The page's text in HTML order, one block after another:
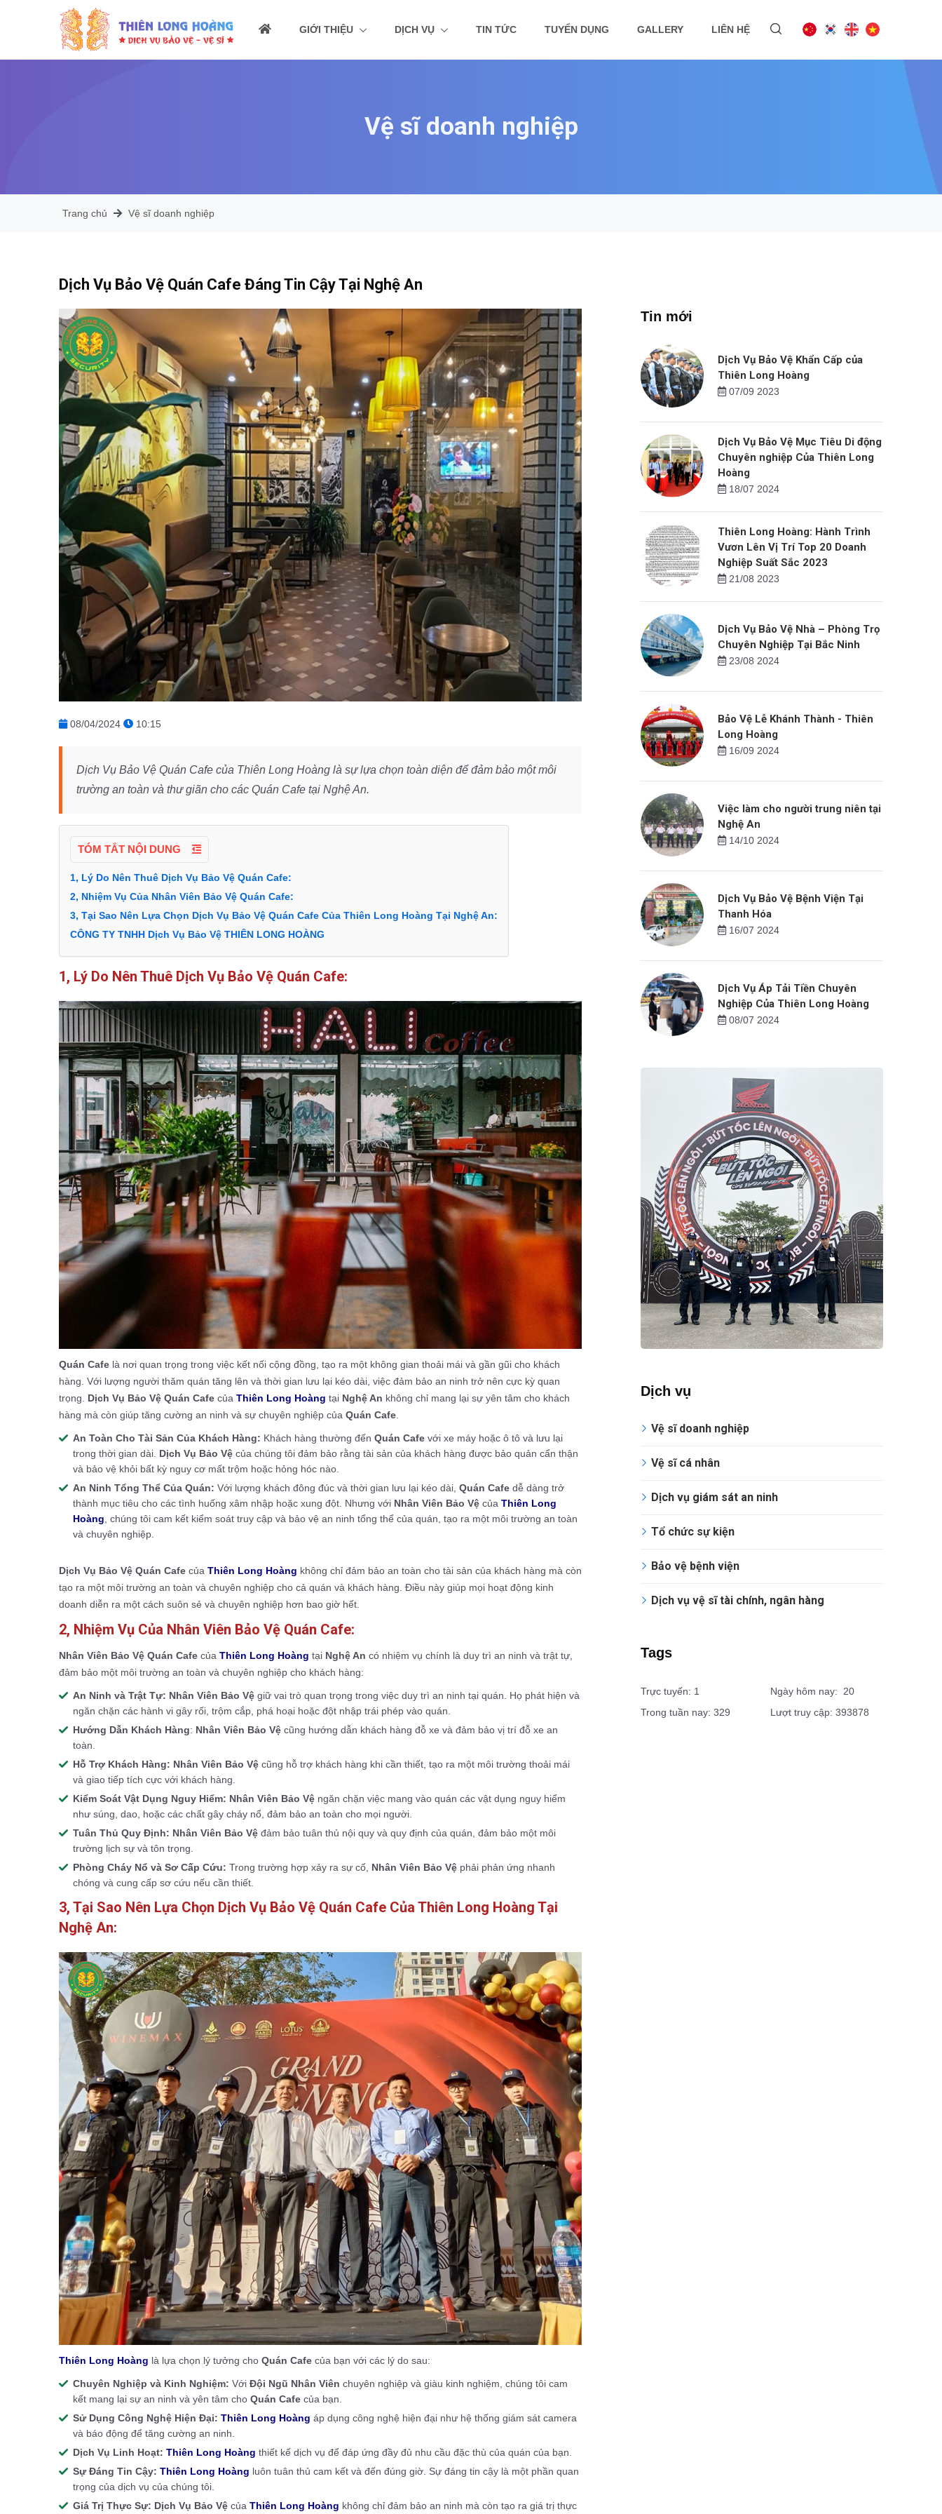
GIỚI THIỆU DỊCH VỤ TIN TỨC TUYỂN DỤNG GALLERY LIÊN HỆ
Vệ sĩ doanh nghiệp
Trang chủ Vệ sĩ doanh nghiệp
Dịch Vụ Bảo Vệ Quán Cafe Đáng Tin Cậy Tại Nghệ An
08/04/2024 10:15
Dịch Vụ Bảo Vệ Quán Cafe của Thiên Long Hoàng là sự lựa chọn toàn diện để đảm bảo một môi
trường an toàn và thư giãn cho các Quán Cafe tại Nghệ An.
TÓM TẮT NỘI DUNG
1, Lý Do Nên Thuê Dịch Vụ Bảo Vệ Quán Cafe:
2, Nhiệm Vụ Của Nhân Viên Bảo Vệ Quán Cafe:
3, Tại Sao Nên Lựa Chọn Dịch Vụ Bảo Vệ Quán Cafe Của Thiên Long Hoàng Tại Nghệ An:
CÔNG TY TNHH Dịch Vụ Bảo Vệ THIÊN LONG HOÀNG
1, Lý Do Nên Thuê Dịch Vụ Bảo Vệ Quán Cafe:
Quán Cafe là nơi quan trọng trong việc kết nối cộng đồng, tạo ra một không gian thoải mái và gần gũi cho khách
hàng. Với lượng người thăm quán tăng lên và thời gian lưu lại kéo dài, việc đảm bảo an ninh trở nên cực kỳ quan
trọng. Dịch Vụ Bảo Vệ Quán Cafe của Thiên Long Hoàng tại Nghệ An không chỉ mang lại sự yên tâm cho khách
hàng mà còn giúp tăng cường an ninh và sự chuyên nghiệp của Quán Cafe
An Toàn Cho Tài Sản Của Khách Hàng: Khách hàng thường đến Quán Cafe với xe máy hoặc ô tô và lưu lại
trong thời gian dài. Dịch Vụ Bảo Vệ của chúng tôi đảm bảo rằng tài sản của khách hàng được bảo quản cẩn thận
và bảo vệ khỏi bất kỳ nguy cơ mất trộm hoặc hỏng hóc nào.
An Ninh Tổng Thể Của Quán: Với lượng khách đông đúc và thời gian lưu lại kéo dài, Quán Cafe dễ dàng trở
thành mục tiêu cho các tình huống xâm nhập hoặc xung đột. Nhưng với Nhân Viên Bảo Vệ của Thiên Long
Hoàng , chúng tôi cam kết kiểm soát truy cập và bảo vệ an ninh tổng thể của quán, tạo ra một môi trường an toàn
và chuyên nghiệp.
Dịch Vụ Bảo Vệ Quán Cafe của Thiên Long Hoàng không chỉ đảm bảo an toàn cho tài sản của khách hàng mà còn
tạo ra một môi trường an toàn và chuyên nghiệp cho cả quán và khách hàng. Điều này giúp mọi hoạt động kinh
doanh diễn ra một cách suôn sẻ và chuyên nghiệp hơn bao giờ hết.
2, Nhiệm Vụ Của Nhân Viên Bảo Vệ Quán Cafe:
Nhân Viên Bảo Vệ Quán Cafe của Thiên Long Hoàng tại Nghệ An có nhiệm vụ chính là duy trì an ninh và trật tự,
đảm bảo một môi trường an toàn và chuyên nghiệp cho khách hàng:
An Ninh và Trật Tự: Nhân Viên Bảo Vệ giữ vai trò quan trọng trong việc duy trì an ninh tại quán. Họ phát hiện và
ngăn chặn các hành vi gây rối, trộm cắp, phá hoại hoặc đột nhập trái phép vào quán.
Hướng Dẫn Khách Hàng: Nhân Viên Bảo Vệ cũng hướng dẫn khách hàng đỗ xe và đảm bảo vị trí đỗ xe an
toàn.
Hỗ Trợ Khách Hàng: Nhân Viên Bảo Vệ cũng hỗ trợ khách hàng khi cần thiết, tạo ra một môi trường thoải mái
và giao tiếp tích cực với khách hàng.
Kiểm Soát Vật Dụng Nguy Hiểm: Nhân Viên Bảo Vệ ngăn chặn việc mang vào quán các vật dụng nguy hiểm
như súng, dao, hoặc các chất gây cháy nổ, đảm bảo an toàn cho mọi người.
Tuân Thủ Quy Định: Nhân Viên Bảo Vệ đảm bảo tuân thủ nội quy và quy định của quán, đảm bảo một môi
trường lịch sự và tôn trọng.
Phòng Cháy Nổ và Sơ Cấp Cứu: Trong trường hợp xảy ra sự cố, Nhân Viên Bảo Vệ phải phản ứng nhanh
chóng và cung cấp sơ cứu nếu cần thiết.
3, Tại Sao Nên Lựa Chọn Dịch Vụ Bảo Vệ Quán Cafe Của Thiên Long Hoàng Tại
Nghệ An:
Thiên Long Hoàng là lựa chọn lý tưởng cho Quán Cafe của bạn với các lý do sau:
Chuyên Nghiệp và Kinh Nghiệm: Với Đội Ngũ Nhân Viên chuyên nghiệp và giàu kinh nghiệm, chúng tôi cam
kết mang lại sự an ninh và yên tâm cho Quán Cafe của bạn.
Sử Dụng Công Nghệ Hiện Đại: Thiên Long Hoàng áp dụng công nghệ hiện đại như hệ thống giám sát camera
và báo động để tăng cường an ninh.
Dịch Vụ Linh Hoạt: Thiên Long Hoàng thiết kế dịch vụ để đáp ứng đầy đủ nhu cầu đặc thù của quán của bạn.
Sự Đáng Tin Cậy: Thiên Long Hoàng luôn tuân thủ cam kết và đến đúng giờ. Sự đáng tin cậy là một phần quan
trọng của dịch vụ của chúng tôi.
Giá Trị Thực Sự: Dịch Vụ Bảo Vệ của Thiên Long Hoàng không chỉ đảm bảo an ninh mà còn tạo ra giá trị thực
Tin mới
Dịch Vụ Bảo Vệ Khẩn Cấp của
Thiên Long Hoàng
07/09 2023
Dịch Vụ Bảo Vệ Mục Tiêu Di động
Chuyên nghiệp Của Thiên Long
Hoàng
18/07 2024
Thiên Long Hoàng: Hành Trình
Vươn Lên Vị Trí Top 20 Doanh
Nghiệp Suất Sắc 2023
21/08 2023
Dịch Vụ Bảo Vệ Nhà – Phòng Trọ
Chuyên Nghiệp Tại Bắc Ninh
23/08 2024
Bảo Vệ Lễ Khánh Thành - Thiên
Long Hoàng
16/09 2024
Việc làm cho người trung niên tại
Nghệ An
14/10 2024
Dịch Vụ Bảo Vệ Bệnh Viện Tại
Thanh Hóa
16/07 2024
Dịch Vụ Áp Tải Tiền Chuyên
Nghiệp Của Thiên Long Hoàng
08/07 2024
Dịch vụ
Vệ sĩ doanh nghiệp
Vệ sĩ cá nhân
Dịch vụ giám sát an ninh
Tổ chức sự kiện
Bảo vệ bệnh viện
Dịch vụ vệ sĩ tài chính, ngân hàng
Tags
Trực tuyến: 1
Ngày hôm nay: 20
Trong tuần nay: 329
Lượt truy cập: 393878